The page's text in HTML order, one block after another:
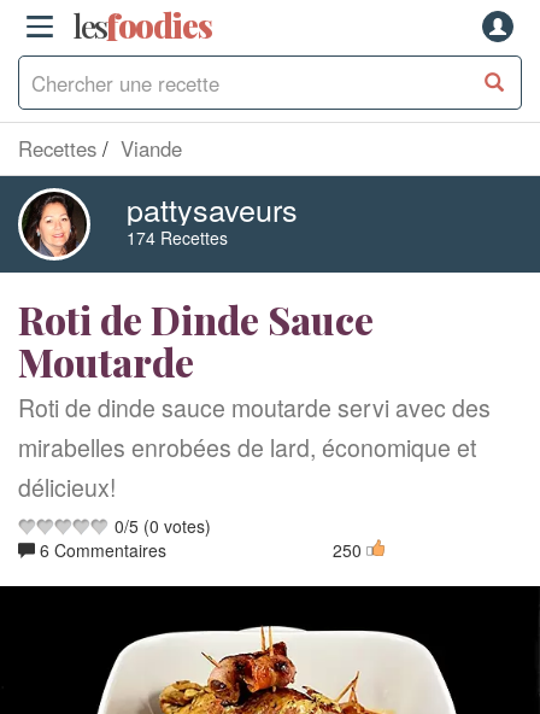
lesfoodies
Recettes Viande
pattysaveurs
174 Recettes
Roti de Dinde Sauce
Moutarde
Roti de dinde sauce moutarde servi avec des
mirabelles enrobées de lard, économique et
délicieux!
0/5 (0 votes)
6 Commentaires
250